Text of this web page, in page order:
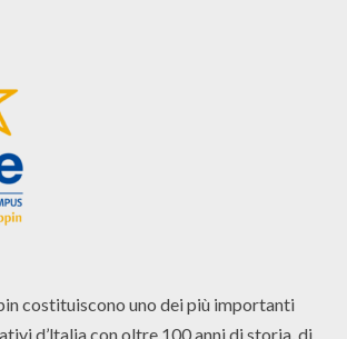
costituiscono uno dei più importanti
d’ltalia con oltre 100 anni di storia, di